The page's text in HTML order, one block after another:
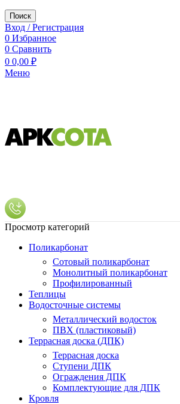
Поиск
Вход / Регистрация
0 Избранное
0 Сравнить
0 0,00 ₽
Меню
Просмотр категорий
Поликарбонат
Сотовый поликарбонат
Монолитный поликарбонат
Профилированный
Теплицы
Водосточные системы
Металлический водосток
ПВХ (пластиковый)
Террасная доска (ДПК)
Террасная доска
Ступени ДПК
Ограждения ДПК
Комплектующие для ДПК
Кровля